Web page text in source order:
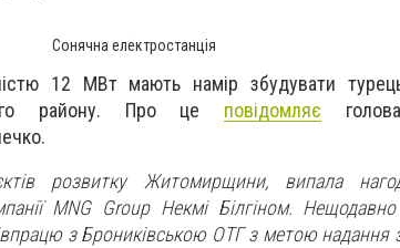
Сонячна електростанція
12 МВт мають намір збудувати
району. Про це повідомляє
розвитку Житомирщини, випала
MNG Group Некмі Білгіном.
з Брониківською ОТГ з метою надання